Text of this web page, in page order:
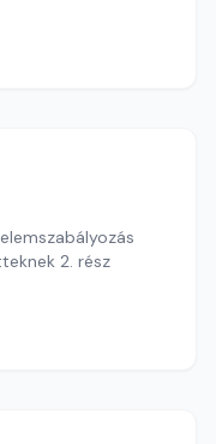
2. rész